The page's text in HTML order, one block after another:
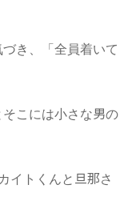
き、「全員着いて
こには小さな男の
イトくんと旦那さ